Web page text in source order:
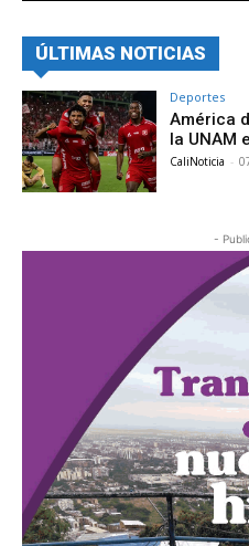
ÚLTIMAS NOTICIAS
Deportes
América
la UNAM
CaliNoticia -
-